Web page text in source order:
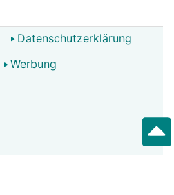
Datenschutzerklärung
Werbung